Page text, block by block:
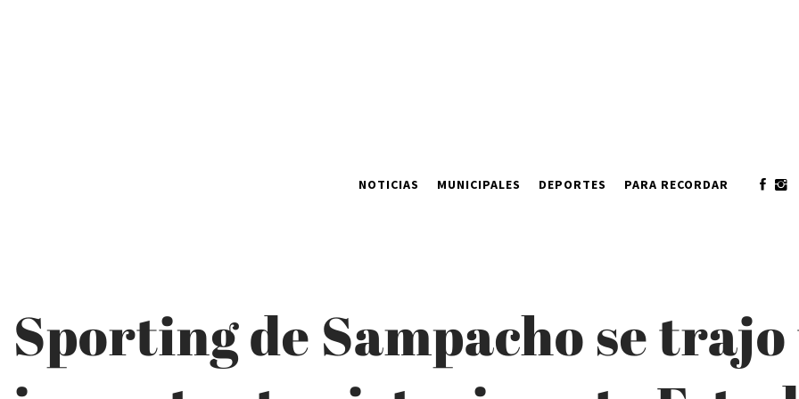
NOTICIAS MUNICIPALES DEPORTES PARA RECORDAR
Sporting de Sampacho se